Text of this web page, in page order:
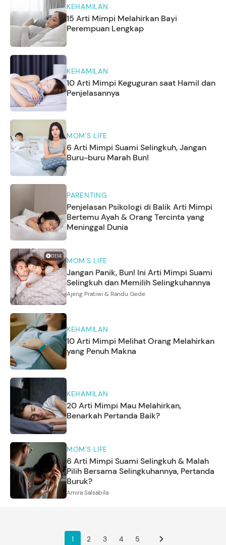
KEHAMILAN
15 Arti Mimpi Melahirkan Bayi
Perempuan Lengkap
KEHAMILAN
10 Arti Mimpi Keguguran saat Hamil dan
Penjelasannya
MOM'S LIFE
6 Arti Mimpi Suami Selingkuh, Jangan
Buru-buru Marah Bun!
PARENTING
Penjelasan Psikologi di Balik Arti Mimpi
Bertemu Ayah & Orang Tercinta yang
Meninggal Dunia
01:14 MOM'S LIFE
Jangan Panik, Bun! Ini Arti Mimpi Suami
Selingkuh dan Memilih Selingkuhannya
Ajeng Pratiwi & Randu Gede
KEHAMILAN
10 Arti Mimpi Melihat Orang Melahirkan
yang Penuh Makna
KEHAMILAN
20 Arti Mimpi Mau Melahirkan,
Benarkah Pertanda Baik?
MOM'S LIFE
6 Arti Mimpi Suami Selingkuh & Malah
Pilih Bersama Selingkuhannya, Pertanda
Buruk?
Amira Salsabila
1 2 3 4 5